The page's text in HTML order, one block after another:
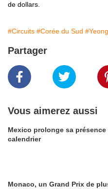
de dollars.
#Circuits #Corée du Sud
Partager
Vous aimerez aussi
Mexico prolonge sa présence
calendrier
Monaco, un Grand Prix de